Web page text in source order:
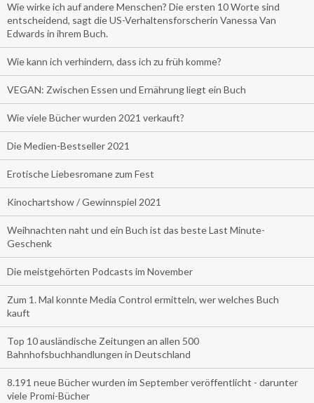
Wie wirke ich auf andere Menschen? Die ersten 10 Worte sind
entscheidend, sagt die US-Verhaltensforscherin Vanessa Van
Edwards in ihrem Buch.
Wie kann ich verhindern, dass ich zu früh komme?
VEGAN: Zwischen Essen und Ernährung liegt ein Buch
Wie viele Bücher wurden 2021 verkauft?
Die Medien-Bestseller 2021
Erotische Liebesromane zum Fest
Kinochartshow / Gewinnspiel 2021
Weihnachten naht und ein Buch ist das beste Last Minute-
Geschenk
Die meistgehörten Podcasts im November
Zum 1. Mal konnte Media Control ermitteln, wer welches Buch
kauft
Top 10 ausländische Zeitungen an allen 500
Bahnhofsbuchhandlungen in Deutschland
8.191 neue Bücher wurden im September veröffentlicht - darunter
viele Promi-Bücher